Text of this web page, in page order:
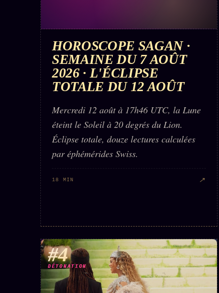
HOROSCOPE SAGAN ·
SEMAINE DU 7 AOÛT
2026 · L'ÉCLIPSE
TOTALE DU 12 AOÛT
Mercredi 12 août à 17h46 UTC, la Lune
éteint le Soleil à 20 degrés du Lion.
Éclipse totale, douze lectures calculées
par éphémérides Swiss.
18 MIN ↗
#4
DÉTONATION